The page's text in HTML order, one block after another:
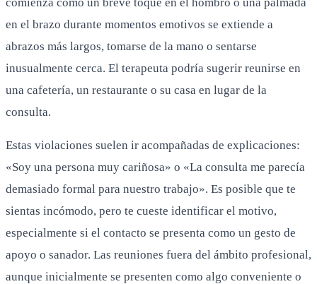
en el brazo durante momentos emotivos se extiende a
abrazos más largos, tomarse de la mano o sentarse
inusualmente cerca. El terapeuta podría sugerir reunirse en
una cafetería, un restaurante o su casa en lugar de la
consulta.
Estas violaciones suelen ir acompañadas de explicaciones:
«Soy una persona muy cariñosa» o «La consulta me parecía
demasiado formal para nuestro trabajo». Es posible que te
sientas incómodo, pero te cueste identificar el motivo,
especialmente si el contacto se presenta como un gesto de
apoyo o sanador. Las reuniones fuera del ámbito profesional,
aunque inicialmente se presenten como algo conveniente o